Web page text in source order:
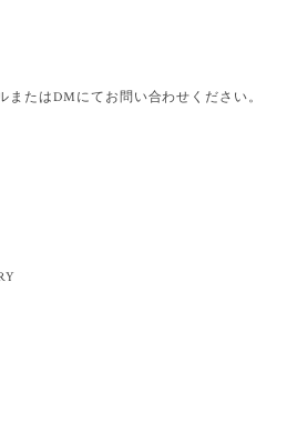
またはDMにてお問い合わせください。